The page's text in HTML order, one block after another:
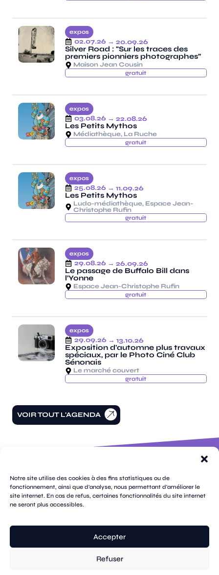
Notre site utilise des cookies à des fins statistiques ou de
fonctionnement, ainsi que d'analyse, nous permettant d'améliorer le
site internet. En cas de refus, certaines fonctionnalités du site internet
ne seront plus accessibles.
Accepter
Refuser
expos
02.07.26 → 20.09.26
Silver Road : "Sur les traces des
premiers pionniers photographes”
Maison Jean Cousin
gratuit
expos
03.08.26 → 22.08.26
Les Petits Mythos
Médiathèque, La Ruche
gratuit
expos
25.08.26 → 11.09.26
Les Petits Mythos
Ludo-médiathèque, Espace Jean-
Christophe Rufin
gratuit
expos
29.08.26 → 26.09.26
Le passage de Buffalo Bill dans
l’Yonne
Espace Jean-Christophe Rufin
gratuit
expos
29.09.26 → 13.10.26
Exposition d'automne plus travaux
spéciaux, par le Photo Ciné Club
Sénonais
Le marché couvert
gratuit
VOIR TOUT L'AGENDA
de la
république
CS
70809
89108
Cedex
facebook
instagram
threads
tik
tok
whatsapp
linkedin
youtube
twitter
(X)
pages
plan
réalisation tongui.com